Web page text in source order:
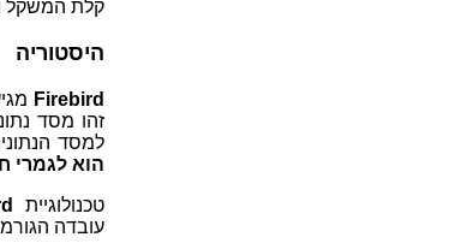
קלת המשקל
היסטוריה
Firebird
זהו מסד
למסד
הוא לגמרי
טכנולוגיית
עובדה